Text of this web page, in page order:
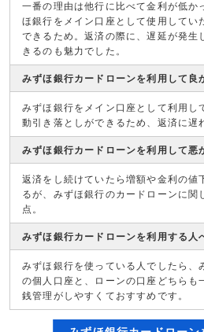
一番の理由は他行に比べて金利が低か
ほ銀行をメイン口座として使用してい
できるため。返済の際に、遅延が発生
きるのも魅力でした。
みずほ銀行カードローンを利用して良
みずほ銀行をメイン口座として利用し
動引き落としができるため、返済に遅
みずほ銀行カードローンを利用して悪
返済をし続けていたら増額や金利の値
るが、みずほ銀行のカードローンに関
点。
みずほ銀行カードローンを利用する人
みずほ銀行を使っている人でしたら、
の個人口座と、ローンの口座どちらも
銭管理がしやすくておすすめです。